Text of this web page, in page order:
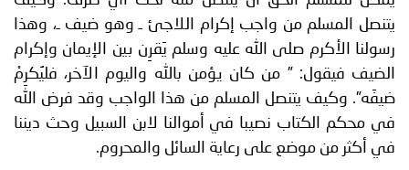
يتنصل المسلم من واجب إكرام اللاجئ ـ وهو ضيف ـ، وهذا
رسولنا الأكرم صلى الله عليه وسلم يَقرِن بين الإيمان وإكرام
الضيف فيقول: ” من كان يؤمن بالله واليوم الآخر، فليُكرِمْ
ضيفَه”. وكيف يتنصل المسلم من هذا الواجب وقد فرض الله
في محكم الكتاب نصيبا في أموالنا لابن السبيل وحث ديننا
في أكثر من موضع على رعاية السائل والمحروم.